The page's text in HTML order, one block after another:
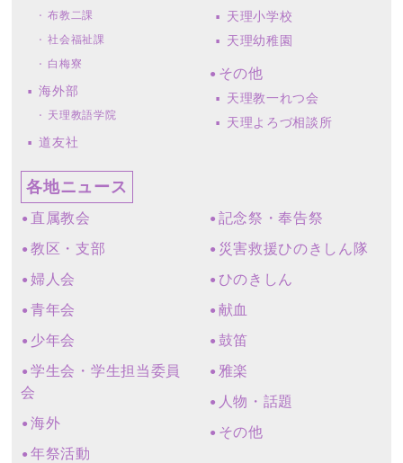
布教二課
社会福祉課
白梅寮
海外部
天理教語学院
道友社
天理小学校
天理幼稚園
その他
天理教一れつ会
天理よろづ相談所
各地ニュース
直属教会
教区・支部
婦人会
青年会
少年会
学生会・学生担当委員
会
海外
年祭活動
記念祭・奉告祭
災害救援ひのきしん隊
ひのきしん
献血
鼓笛
雅楽
人物・話題
その他